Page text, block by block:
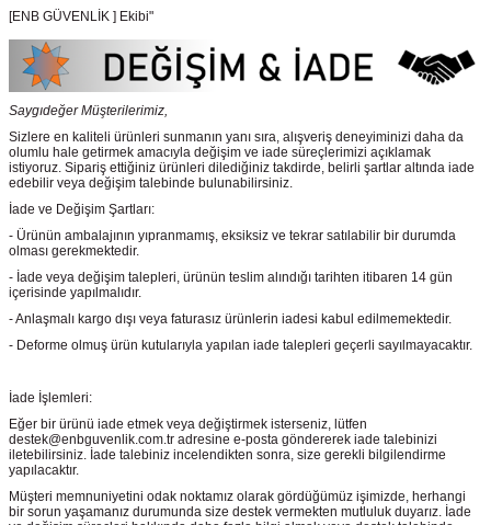
[ENB GÜVENLİK ] Ekibi"
Saygıdeğer Müşterilerimiz,
Sizlere en kaliteli ürünleri sunmanın yanı sıra, alışveriş deneyiminizi daha da
olumlu hale getirmek amacıyla değişim ve iade süreçlerimizi açıklamak
istiyoruz. Sipariş ettiğiniz ürünleri dilediğiniz takdirde, belirli şartlar altında iade
edebilir veya değişim talebinde bulunabilirsiniz.
İade ve Değişim Şartları:
- Ürünün ambalajının yıpranmamış, eksiksiz ve tekrar satılabilir bir durumda
olması gerekmektedir.
- İade veya değişim talepleri, ürünün teslim alındığı tarihten itibaren 14 gün
içerisinde yapılmalıdır.
- Anlaşmalı kargo dışı veya faturasız ürünlerin iadesi kabul edilmemektedir.
- Deforme olmuş ürün kutularıyla yapılan iade talepleri geçerli sayılmayacaktır.
İade İşlemleri:
Eğer bir ürünü iade etmek veya değiştirmek isterseniz, lütfen
destek@enbguvenlik.com.tr adresine e-posta göndererek iade talebinizi
iletebilirsiniz. İade talebiniz incelendikten sonra, size gerekli bilgilendirme
yapılacaktır.
Müşteri memnuniyetini odak noktamız olarak gördüğümüz işimizde, herhangi
bir sorun yaşamanız durumunda size destek vermekten mutluluk duyarız. İade